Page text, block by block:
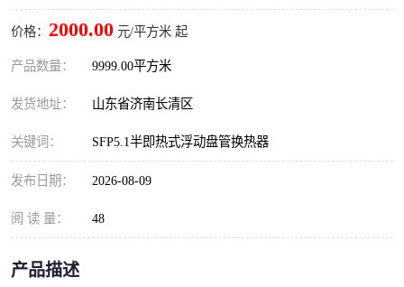
价格： 2000.00 元/平方米 起
产品数量： 9999.00平方米
发货地址： 山东省济南长清区
关键词： SFP5.1半即热式浮动盘管换热器
发布日期： 2026-08-09
阅 读 量： 48
产品描述